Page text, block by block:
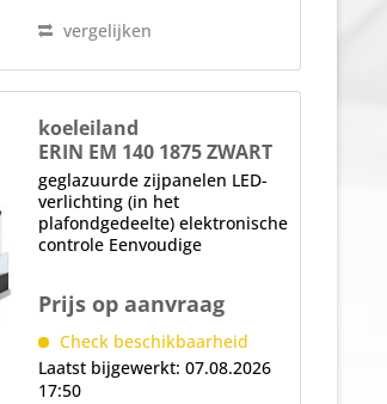
vergelijken
koeleiland
ERIN EM 140 1875 ZWART
geglazuurde zijpanelen LED-
verlichting (in het
plafondgedeelte) elektronische
controle Eenvoudige
automatische ontdooiing
(compressorstop) Opmerking:
Levering geschiedt in een
stevige houten kist. Op...
Prijs op aanvraag
Check beschikbaarheid
Laatst bijgewerkt: 07.08.2026
17:50